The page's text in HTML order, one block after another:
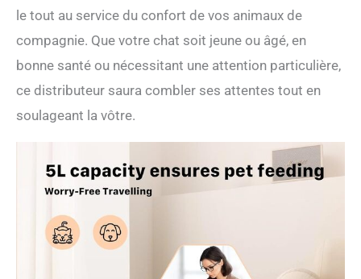
le tout au service du confort de vos animaux de
compagnie. Que votre chat soit jeune ou âgé, en
bonne santé ou nécessitant une attention particulière,
ce distributeur saura combler ses attentes tout en
soulageant la vôtre.